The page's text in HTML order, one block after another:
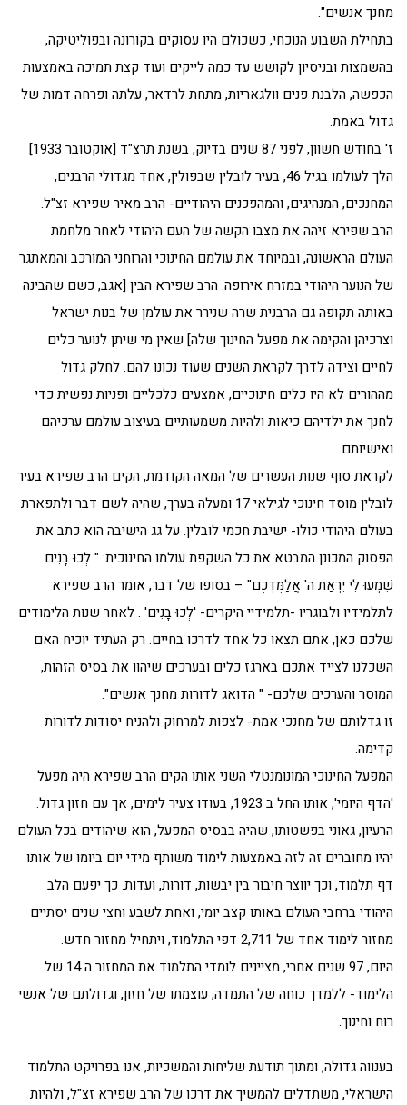
מחנך אנשים".
בתחילת השבוע הנוכחי, כשכולם היו עסוקים בקורונה ובפוליטיקה,
בהשמצות ובניסיון לקושש עד כמה לייקים ועוד קצת תמיכה באמצעות
הכפשה, הלבנת פנים וולגאריות, מתחת לרדאר, עלתה ופרחה דמות של
גדול באמת.
ז' בחודש חשוון, לפני 87 שנים בדיוק, בשנת תרצ"ד [אוקטובר 1933]
הלך לעולמו בגיל 46, בעיר לובלין שבפולין, אחד מגדולי הרבנים,
המחנכים, המנהיגים, והמהפכנים היהודיים- הרב מאיר שפירא זצ"ל.
הרב שפירא זיהה את מצבו הקשה של העם היהודי לאחר מלחמת
העולם הראשונה, ובמיוחד את עולמם החינוכי והרוחני המורכב והמאתגר
של הנוער היהודי במזרח אירופה. הרב שפירא הבין [אגב, כשם שהבינה
באותה תקופה גם הרבנית שרה שנירר את עולמן של בנות ישראל
וצרכיהן והקימה את מפעל החינוך שלה] שאין מי שיתן לנוער כלים
לחיים וצידה לדרך לקראת השנים שעוד נכונו להם. לחלק גדול
מההורים לא היו כלים חינוכיים, אמצעים כלכליים ופניות נפשית כדי
לחנך את ילדיהם כיאות ולהיות משמעותיים בעיצוב עולמם ערכיהם
ואישיותם.
לקראת סוף שנות העשרים של המאה הקודמת, הקים הרב שפירא בעיר
לובלין מוסד חינוכי לגילאי 17 ומעלה בערך, שהיה לשם דבר ולתפארת
בעולם היהודי כולו- ישיבת חכמי לובלין. על גג הישיבה הוא כתב את
הפסוק המכונן המבטא את כל השקפת עולמו החינוכית: " לְכוּ בָנִים
שִׁמְעוּ לִי יִרְאַת ה' אֲלַמֶּדְכֶם" – בסופו של דבר, אומר הרב שפירא
לתלמידיו ולבוגריו -תלמידיי היקרים- 'לְכוּ בָנִים' . לאחר שנות הלימודים
שלכם כאן, אתם תצאו כל אחד לדרכו בחיים. רק העתיד יוכיח האם
השכלנו לצייד אתכם בארגז כלים ובערכים שיהוו את בסיס הזהות,
המוסר והערכים שלכם- " הדואג לדורות מחנך אנשים".
זו גדלותם של מחנכי אמת- לצפות למרחוק ולהניח יסודות לדורות
קדימה.
המפעל החינוכי המונומנטלי השני אותו הקים הרב שפירא היה מפעל
'הדף היומי', אותו החל ב 1923, בעודו צעיר לימים, אך עם חזון גדול.
הרעיון, גאוני בפשטותו, שהיה בבסיס המפעל, הוא שיהודים בכל העולם
יהיו מחוברים זה לזה באמצעות לימוד משותף מידי יום ביומו של אותו
דף תלמוד, וכך יווצר חיבור בין יבשות, דורות, ועדות. כך יפעם הלב
היהודי ברחבי העולם באותו קצב יומי, ואחת לשבע וחצי שנים יסתיים
מחזור לימוד אחד של 2,711 דפי התלמוד, ויתחיל מחזור חדש.
היום, 97 שנים אחרי, מציינים לומדי התלמוד את המחזור ה 14 של
הלימוד- ללמדך כוחה של התמדה, עוצמתו של חזון, וגדולתם של אנשי
רוח וחינוך.
בענווה גדולה, ומתוך תודעת שליחות והמשכיות, אנו בפרויקט התלמוד
הישראלי, משתדלים להמשיך את דרכו של הרב שפירא זצ"ל, ולהיות